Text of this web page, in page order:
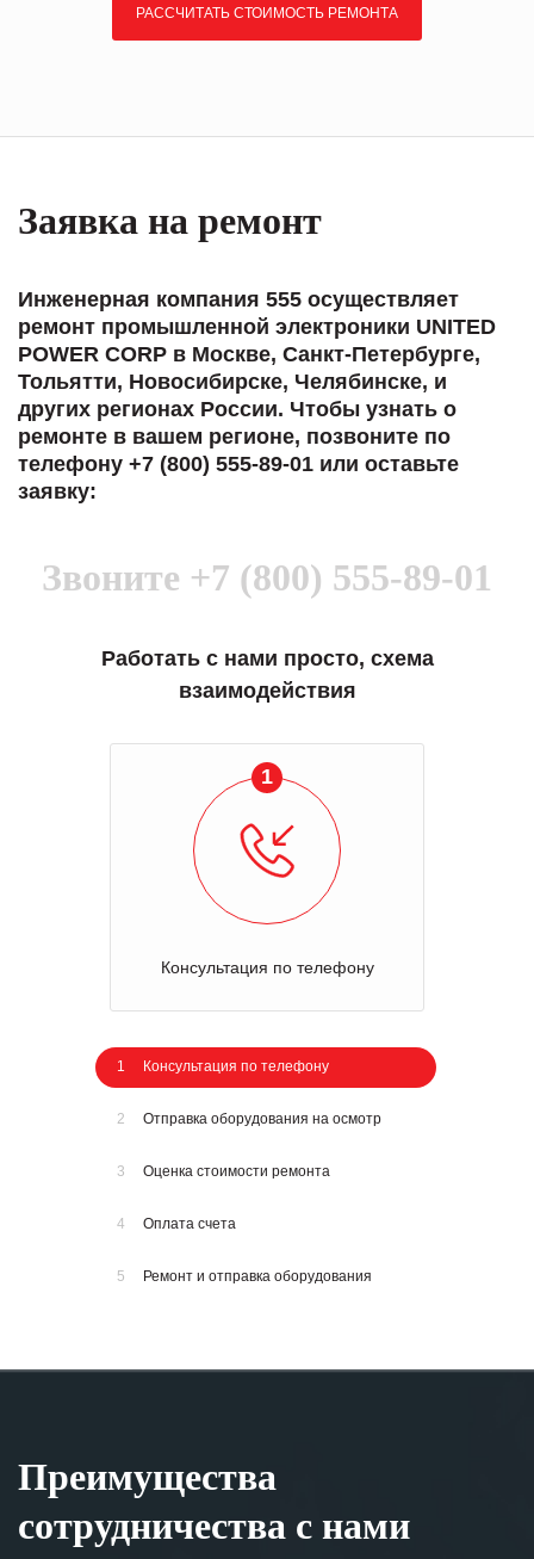
РАССЧИТАТЬ СТОИМОСТЬ РЕМОНТА
Заявка на ремонт
Инженерная компания 555 осуществляет
ремонт промышленной электроники UNITED
POWER CORP в Москве, Санкт-Петербурге,
Тольятти, Новосибирске, Челябинске, и
других регионах России. Чтобы узнать о
ремонте в вашем регионе, позвоните по
телефону +7 (800) 555-89-01 или оставьте
заявку:
Звоните +7 (800) 555-89-01
Работать с нами просто, схема
взаимодействия
1
Консультация по телефону
1 Консультация по телефону
2 Отправка оборудования на осмотр
3 Оценка стоимости ремонта
4 Оплата счета
5 Ремонт и отправка оборудования
Преимущества
сотрудничества с нами